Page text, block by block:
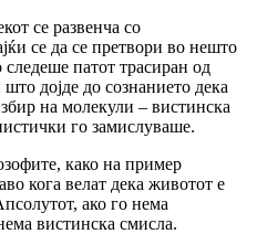
се развенча со
се да се претвори во нешто
патот трасиран од
дојде до сознанието дека
на молекули – вистинска
го замислуваше.
како на пример
кога велат дека животот е
ако го нема
вистинска смисла.